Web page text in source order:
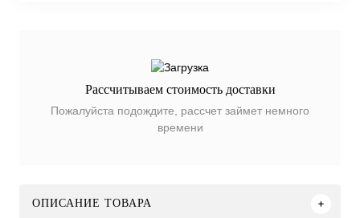
Рассчитываем стоимость доставки
Пожалуйста подождите, рассчет займет немного
времени
ОПИСАНИЕ ТОВАРА